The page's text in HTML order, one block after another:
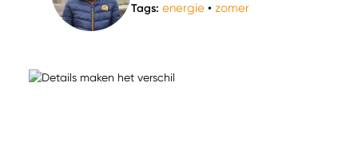
Tags: energie • zomer